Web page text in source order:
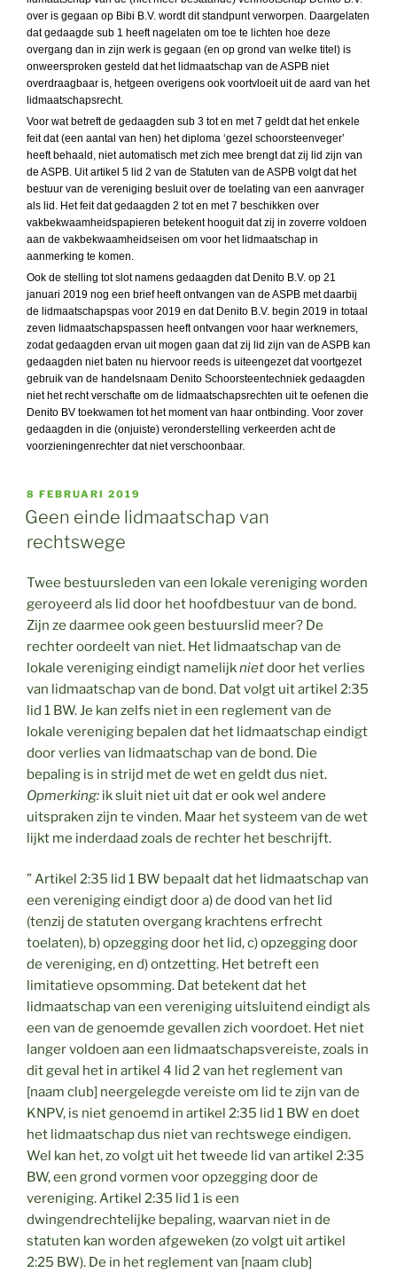
over is gegaan op Bibi B.V. wordt dit standpunt verworpen. Daargelaten
dat gedaagde sub 1 heeft nagelaten om toe te lichten hoe deze
overgang dan in zijn werk is gegaan (en op grond van welke titel) is
onweersproken gesteld dat het lidmaatschap van de ASPB niet
overdraagbaar is, hetgeen overigens ook voortvloeit uit de aard van het
lidmaatschapsrecht.
Voor wat betreft de gedaagden sub 3 tot en met 7 geldt dat het enkele
feit dat (een aantal van hen) het diploma ‘gezel schoorsteenveger’
heeft behaald, niet automatisch met zich mee brengt dat zij lid zijn van
de ASPB. Uit artikel 5 lid 2 van de Statuten van de ASPB volgt dat het
bestuur van de vereniging besluit over de toelating van een aanvrager
als lid. Het feit dat gedaagden 2 tot en met 7 beschikken over
vakbekwaamheidspapieren betekent hooguit dat zij in zoverre voldoen
aan de vakbekwaamheidseisen om voor het lidmaatschap in
aanmerking te komen.
Ook de stelling tot slot namens gedaagden dat Denito B.V. op 21
januari 2019 nog een brief heeft ontvangen van de ASPB met daarbij
de lidmaatschapspas voor 2019 en dat Denito B.V. begin 2019 in totaal
zeven lidmaatschapspassen heeft ontvangen voor haar werknemers,
zodat gedaagden ervan uit mogen gaan dat zij lid zijn van de ASPB kan
gedaagden niet baten nu hiervoor reeds is uiteengezet dat voortgezet
gebruik van de handelsnaam Denito Schoorsteentechniek gedaagden
niet het recht verschafte om de lidmaatschapsrechten uit te oefenen die
Denito BV toekwamen tot het moment van haar ontbinding. Voor zover
gedaagden in die (onjuiste) veronderstelling verkeerden acht de
voorzieningenrechter dat niet verschoonbaar.
GEPLAATST
OP
8 FEBRUARI 2019
Geen einde lidmaatschap van
rechtswege
Twee bestuursleden van een lokale vereniging worden
geroyeerd als lid door het hoofdbestuur van de bond.
Zijn ze daarmee ook geen bestuurslid meer? De
rechter oordeelt van niet. Het lidmaatschap van de
lokale vereniging eindigt namelijknietdoor het verlies
van lidmaatschap van de bond. Dat volgt uit artikel 2:35
lid 1 BW. Je kan zelfs niet in een reglement van de
lokale vereniging bepalen dat het lidmaatschap eindigt
door verlies van lidmaatschap van de bond. Die
bepaling is in strijd met de wet en geldt dus niet.
Opmerking: ik sluit niet uit dat er ook wel andere
uitspraken zijn te vinden. Maar het systeem van de wet
lijkt me inderdaad zoals de rechter het beschrijft.
” Artikel 2:35 lid 1 BW bepaalt dat het lidmaatschap van
een vereniging eindigt door a) de dood van het lid
(tenzij de statuten overgang krachtens erfrecht
toelaten), b) opzegging door het lid, c) opzegging door
de vereniging, en d) ontzetting. Het betreft een
limitatieve opsomming. Dat betekent dat het
lidmaatschap van een vereniging uitsluitend eindigt als
een van de genoemde gevallen zich voordoet. Het niet
langer voldoen aan een lidmaatschapsvereiste, zoals in
dit geval het in artikel 4 lid 2 van het reglement van
[naam club] neergelegde vereiste om lid te zijn van de
KNPV, is niet genoemd in artikel 2:35 lid 1 BW en doet
het lidmaatschap dus niet van rechtswege eindigen.
Wel kan het, zo volgt uit het tweede lid van artikel 2:35
BW, een grond vormen voor opzegging door de
vereniging. Artikel 2:35 lid 1 is een
dwingendrechtelijke bepaling, waarvan niet in de
statuten kan worden afgeweken (zo volgt uit artikel
2:25 BW). De in het reglement van [naam club]